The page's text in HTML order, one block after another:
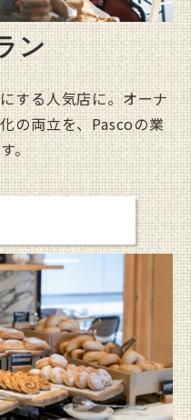
ン
する人気店に。オーナ
の両立を、Pascoの業
。